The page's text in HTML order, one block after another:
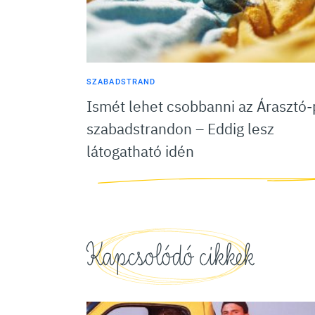
SZABADSTRAND
Ismét lehet csobbanni az
szabadstrandon – Eddig lesz
látogatható idén
Kapcsolódó cikkek